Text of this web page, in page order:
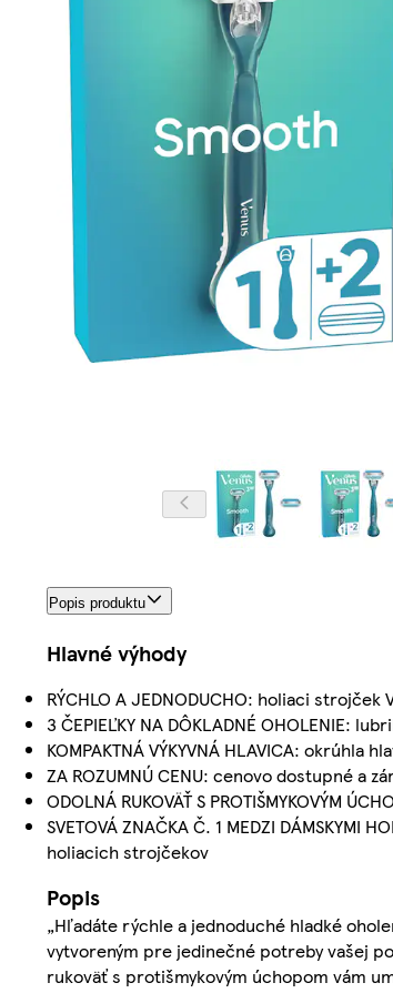
Popis produktu
Hlavné výhody
RÝCHLO A JEDNODUCHO: holiaci
3 ČEPIEĽKY NA DÔKLADNÉ OHOLENIE:
KOMPAKTNÁ VÝKYVNÁ HLAVICA:
ZA ROZUMNÚ CENU: cenovo dostupné a
ODOLNÁ RUKOVÄŤ S PROTIŠMYKOVÝM
SVETOVÁ ZNAČKA Č. 1 MEDZI
holiacich strojčekov
Popis
„Hľadáte rýchle a jednoduché hladké
vytvoreným pre jedinečné potreby vašej
rukoväť s protišmykovým úchopom vám